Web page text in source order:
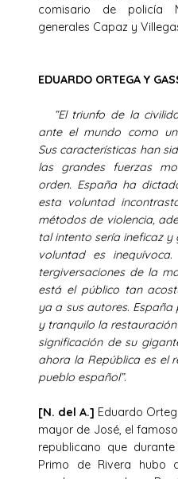
comisario de policía
generales Capaz y
EDUARDO ORTEGA Y
“El triunfo de la
ante el mundo como
Sus características han
las grandes fuerzas
orden. España ha
esta voluntad
métodos de violencia,
tal intento sería ineficaz y
voluntad es
tergiversaciones de la
está el público tan
ya a sus autores.
y tranquilo la
significación de su
ahora la República es el
pueblo español”.
[N. del A.] Eduardo
mayor de José, el
republicano que
Primo de Rivera hubo